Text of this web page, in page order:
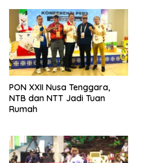
PON XXII Nusa Tenggara,
NTB dan NTT Jadi Tuan
Rumah